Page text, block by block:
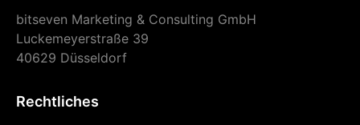
bitseven Marketing & Consulting GmbH
Luckemeyerstraße 39
40629 Düsseldorf
Rechtliches